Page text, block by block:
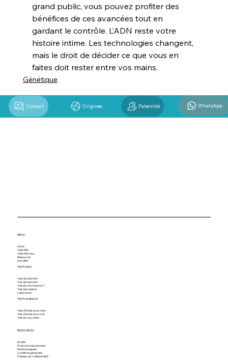
grand public, vous pouvez profiter des
bénéfices de ces avancées tout en
gardant le contrôle. L’ADN reste votre
histoire intime. Les technologies changent,
mais le droit de décider ce que vous en
faites doit rester entre vos mains.
Génétique
Contact Origines Paternité WhatsApp
MENU
Home
Tests ADN
Tests Animaux
Ressources
Actualité
TESTS ADN
Test de paternité
Test de fraternité
Test de chromosome Y
Test des origines
Laboratoire
TESTS ANIMAUX
Test d'intolérance chien
Test d'intolérance chat
Test de race chien
RESSOURCES
Kit ADN
Protection des données
Mentions légales
Conditions générales
Politique de confidentialité